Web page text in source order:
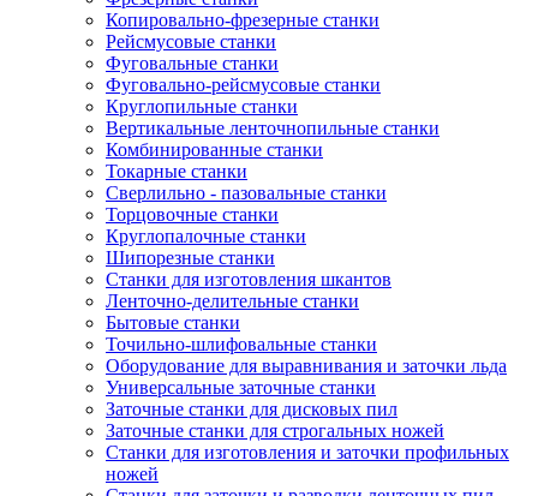
Копировально-фрезерные станки
Рейсмусовые станки
Фуговальные станки
Фуговально-рейсмусовые станки
Круглопильные станки
Вертикальные ленточнопильные станки
Комбинированные станки
Токарные станки
Сверлильно - пазовальные станки
Торцовочные станки
Круглопалочные станки
Шипорезные станки
Станки для изготовления шкантов
Ленточно-делительные станки
Бытовые станки
Точильно-шлифовальные станки
Оборудование для выравнивания и заточки льда
Универсальные заточные станки
Заточные станки для дисковых пил
Заточные станки для строгальных ножей
Станки для изготовления и заточки профильных
ножей